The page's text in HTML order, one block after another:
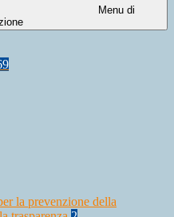
Menu di
la prevenzione della